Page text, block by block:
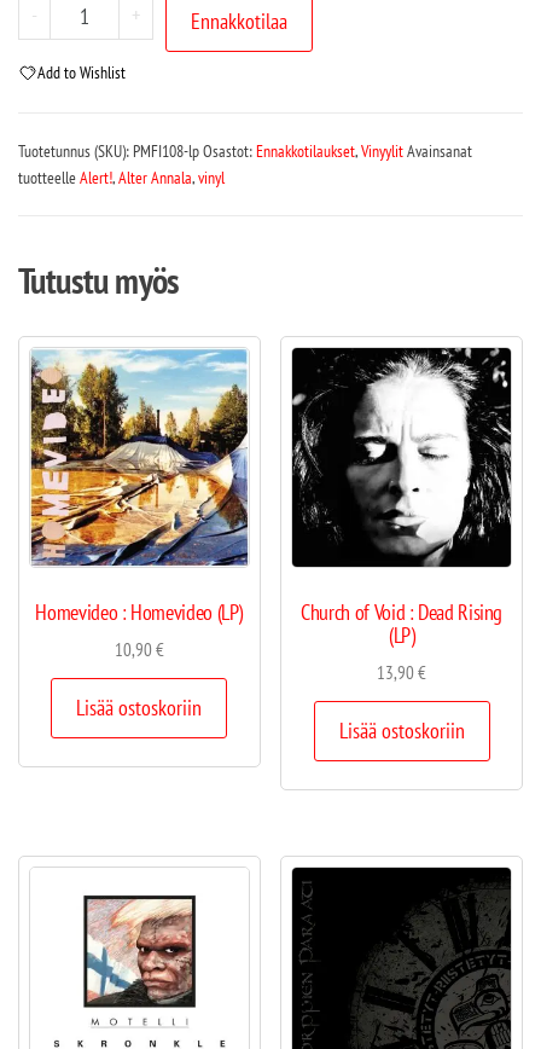
- + Ennakkotilaa
Add to Wishlist
Tuotetunnus (SKU): PMFI108-lpOsastot:Ennakkotilaukset,VinyylitAvainsanat
tuotteelleAlert!,Alter Annala,vinyl
Tutustu myös
Homevideo : Homevideo (LP)
10,90€
Lisää ostoskoriin
Church of Void : Dead Rising
(LP)
13,90€
Lisää ostoskoriin